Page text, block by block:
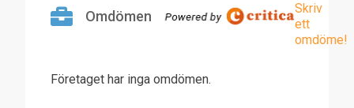
Omdömen
Skriv
ett
omdöme!
Företaget har inga omdömen.